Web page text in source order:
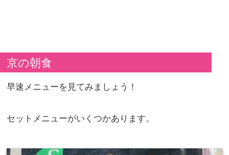
京の朝食
早速メニューを見てみましょう！
セットメニューがいくつかあります。